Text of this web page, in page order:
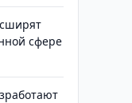
сфере